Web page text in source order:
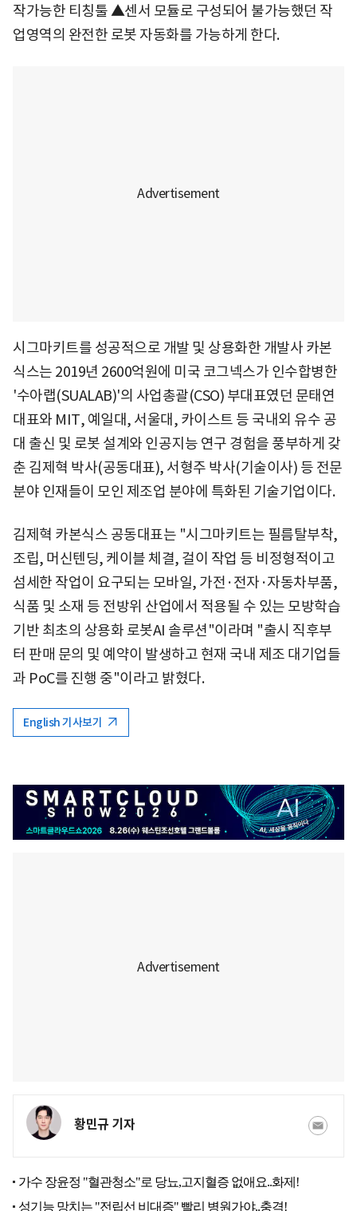
작가능한 티칭툴 ▲센서 모듈로 구성되어 불가능했던 작
업영역의 완전한 로봇 자동화를 가능하게 한다.
시그마키트를 성공적으로 개발 및 상용화한 개발사 카본
식스는 2019년 2600억원에 미국 코그넥스가 인수합병한
'수아랩(SUALAB)'의 사업총괄(CSO) 부대표였던 문태연
대표와 MIT, 예일대, 서울대, 카이스트 등 국내외 유수 공
대 출신 및 로봇 설계와 인공지능 연구 경험을 풍부하게 갖
춘 김제혁 박사(공동대표), 서형주 박사(기술이사) 등 전문
분야 인재들이 모인 제조업 분야에 특화된 기술기업이다.
김제혁 카본식스 공동대표는 "시그마키트는 필름탈부착,
조립, 머신텐딩, 케이블 체결, 걸이 작업 등 비정형적이고
섬세한 작업이 요구되는 모바일, 가전·전자·자동차부품,
식품 및 소재 등 전방위 산업에서 적용될 수 있는 모방학습
기반 최초의 상용화 로봇AI 솔루션"이라며 "출시 직후부
터 판매 문의 및 예약이 발생하고 현재 국내 제조 대기업들
과 PoC를 진행 중"이라고 밝혔다.
English 기사보기
황민규 기자